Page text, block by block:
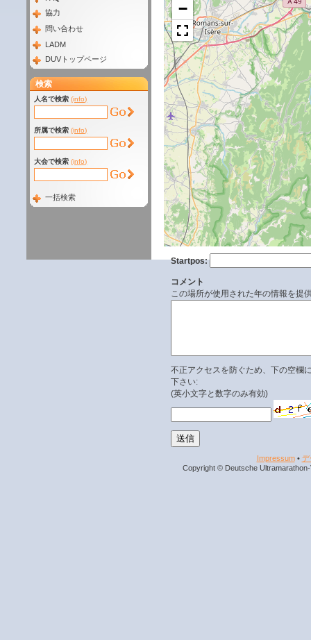
協力
問い合わせ
LADM
DUVトップページ
検索
人名で検索 (info)
所属で検索 (info)
大会で検索 (info)
一括検索
−
Startpos:
コメント
この場所が使用された年の情報を提
不正アクセスを防ぐため、下の空欄
下さい:
(英小文字と数字のみ有効)
Impressum• デ
Copyright © Deutsche